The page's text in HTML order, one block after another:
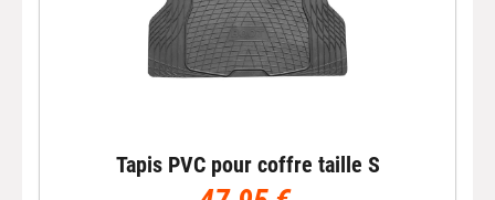
Tapis PVC pour coffre taille S